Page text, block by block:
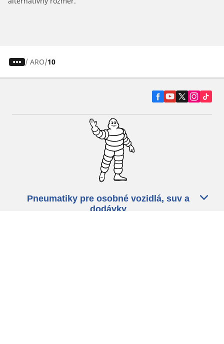
/ ARO 10
Pneumatiky pre osobné vozidlá, suv a
dodávky